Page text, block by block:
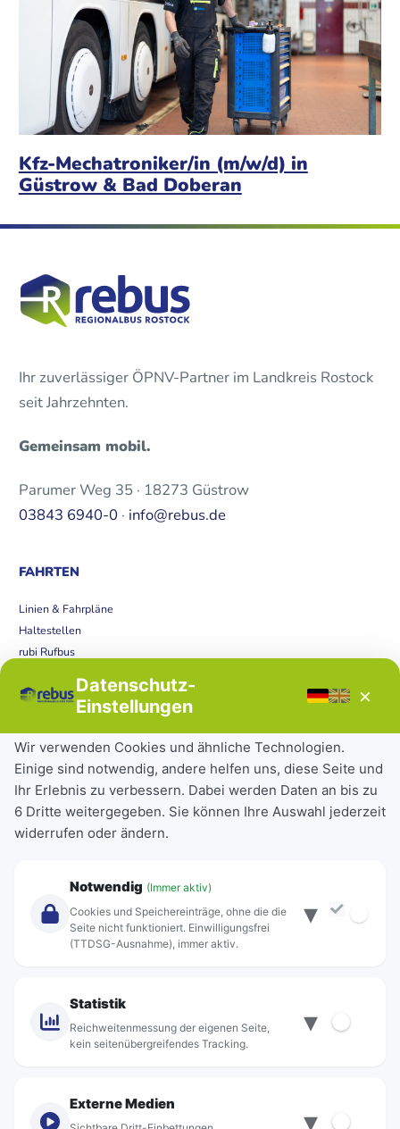
Kfz-Mechatroniker/in (m/w/d) in
Güstrow & Bad Doberan
Ihr zuverlässiger ÖPNV-Partner im Landkreis Rostock
seit Jahrzehnten.
Gemeinsam mobil.
Parumer Weg 35 · 18273 Güstrow
03843 6940-0 · info@rebus.de
FAHRTEN
Linien & Fahrpläne
Haltestellen
rubi Rufbus
Störungen
Tickets & Tarife
Deutschlandticket
Schülerkarte
Einzeltickets
Abonnements
Über Rebus
Standorte
Datenschutz-
Einstellungen
×
Wir verwenden Cookies und ähnliche Technologien.
Einige sind notwendig, andere helfen uns, diese Seite und
Ihr Erlebnis zu verbessern. Dabei werden Daten an bis zu
6 Dritte weitergegeben. Sie können Ihre Auswahl jederzeit
widerrufen oder ändern.
Notwendig (Immer aktiv)
Cookies und Speichereinträge, ohne die die
Seite nicht funktioniert. Einwilligungsfrei
(TTDSG-Ausnahme), immer aktiv.
▾
Statistik
Reichweitenmessung der eigenen Seite,
kein seitenübergreifendes Tracking.
▾
Externe Medien
▾